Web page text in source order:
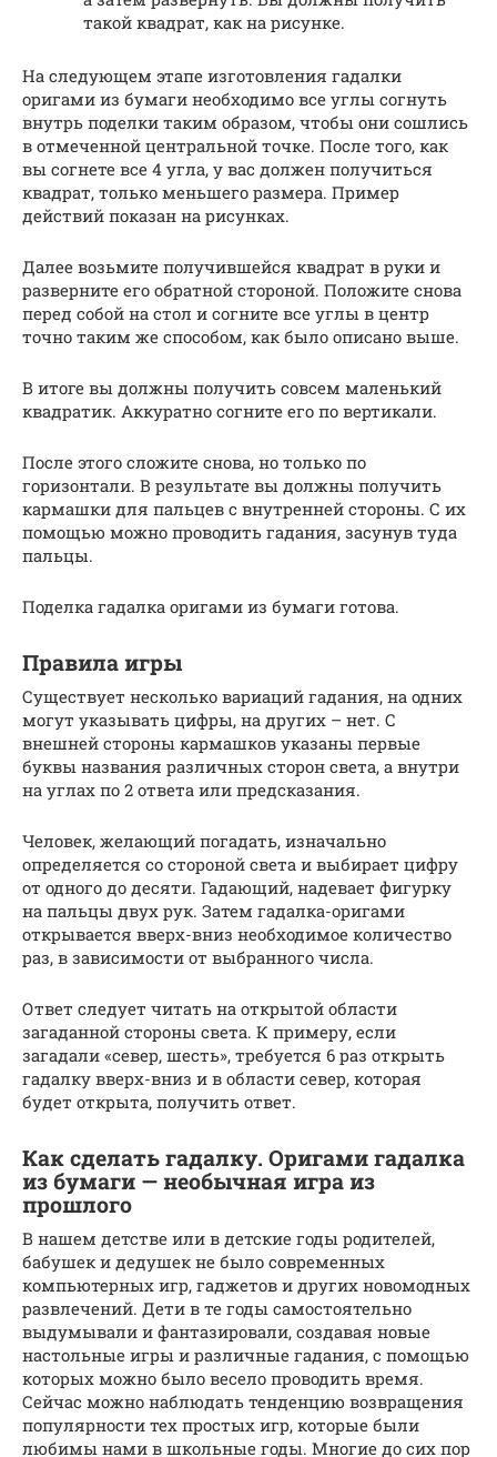
такой квадрат, как на рисунке.
На следующем этапе изготовления гадалки
оригами из бумаги необходимо все углы согнуть
внутрь поделки таким образом, чтобы они сошлись
в отмеченной центральной точке. После того, как
вы согнете все 4 угла, у вас должен получиться
квадрат, только меньшего размера. Пример
действий показан на рисунках.
Далее возьмите получившейся квадрат в руки и
разверните его обратной стороной. Положите снова
перед собой на стол и согните все углы в центр
точно таким же способом, как было описано выше.
В итоге вы должны получить совсем маленький
квадратик. Аккуратно согните его по вертикали.
После этого сложите снова, но только по
горизонтали. В результате вы должны получить
кармашки для пальцев с внутренней стороны. С их
помощью можно проводить гадания, засунув туда
пальцы.
Поделка гадалка оригами из бумаги готова.
Правила игры
Существует несколько вариаций гадания, на одних
могут указывать цифры, на других – нет. С
внешней стороны кармашков указаны первые
буквы названия различных сторон света, а внутри
на углах по 2 ответа или предсказания.
Человек, желающий погадать, изначально
определяется со стороной света и выбирает цифру
от одного до десяти. Гадающий, надевает фигурку
на пальцы двух рук. Затем гадалка-оригами
открывается вверх-вниз необходимое количество
раз, в зависимости от выбранного числа.
Ответ следует читать на открытой области
загаданной стороны света. К примеру, если
загадали «север, шесть», требуется 6 раз открыть
гадалку вверх-вниз и в области север, которая
будет открыта, получить ответ.
Как сделать гадалку. Оригами гадалка
из бумаги — необычная игра из
прошлого
В нашем детстве или в детские годы родителей,
бабушек и дедушек не было современных
компьютерных игр, гаджетов и других новомодных
развлечений. Дети в те годы самостоятельно
выдумывали и фантазировали, создавая новые
настольные игры и различные гадания, с помощью
которых можно было весело проводить время.
Сейчас можно наблюдать тенденцию возвращения
популярности тех простых игр, которые были
любимы нами в школьные годы. Многие до сих пор